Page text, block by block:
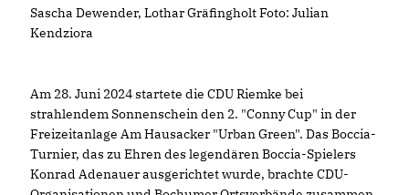
Sascha Dewender, Lothar Gräfingholt Foto: Julian
Kendziora
Am 28. Juni 2024 startete die CDU Riemke bei
strahlendem Sonnenschein den 2. "Conny Cup" in der
Freizeitanlage Am Hausacker "Urban Green". Das Boccia-
Turnier, das zu Ehren des legendären Boccia-Spielers
Konrad Adenauer ausgerichtet wurde, brachte CDU-